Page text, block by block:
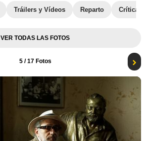
Tráilers y Vídeos Reparto Críticas
VER TODAS LAS FOTOS
5/ 17 Fotos